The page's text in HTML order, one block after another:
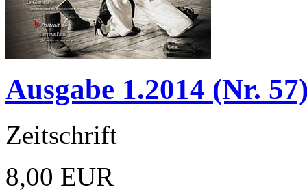
Ausgabe 1.2014 (Nr.
Zeitschrift
8,00 EUR